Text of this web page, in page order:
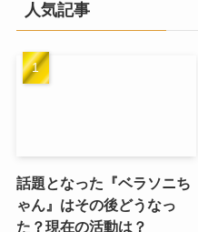
ブ
人気記事
話題となった『ベラソニち
ゃん』はその後どうなっ
た？現在の活動は？